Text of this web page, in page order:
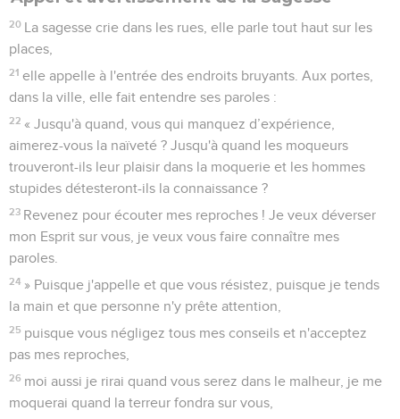
20 La sagesse crie dans les rues, elle parle tout haut sur les
places,
21 elle appelle à l'entrée des endroits bruyants. Aux portes,
dans la ville, elle fait entendre ses paroles :
22 « Jusqu'à quand, vous qui manquez d’expérience,
aimerez-vous la naïveté ? Jusqu'à quand les moqueurs
trouveront-ils leur plaisir dans la moquerie et les hommes
stupides détesteront-ils la connaissance ?
23 Revenez pour écouter mes reproches ! Je veux déverser
mon Esprit sur vous, je veux vous faire connaître mes
paroles.
24 » Puisque j'appelle et que vous résistez, puisque je tends
la main et que personne n'y prête attention,
25 puisque vous négligez tous mes conseils et n'acceptez
pas mes reproches,
26 moi aussi je rirai quand vous serez dans le malheur, je me
moquerai quand la terreur fondra sur vous,